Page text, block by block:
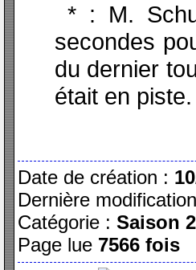
* : M.
secondes
du dernier
était en piste.
Date de création :
Dernière
Catégorie : Saison
Page lue 7566 fois